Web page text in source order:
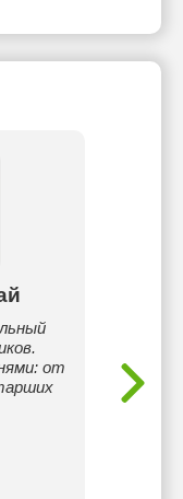
от
также
Сдал